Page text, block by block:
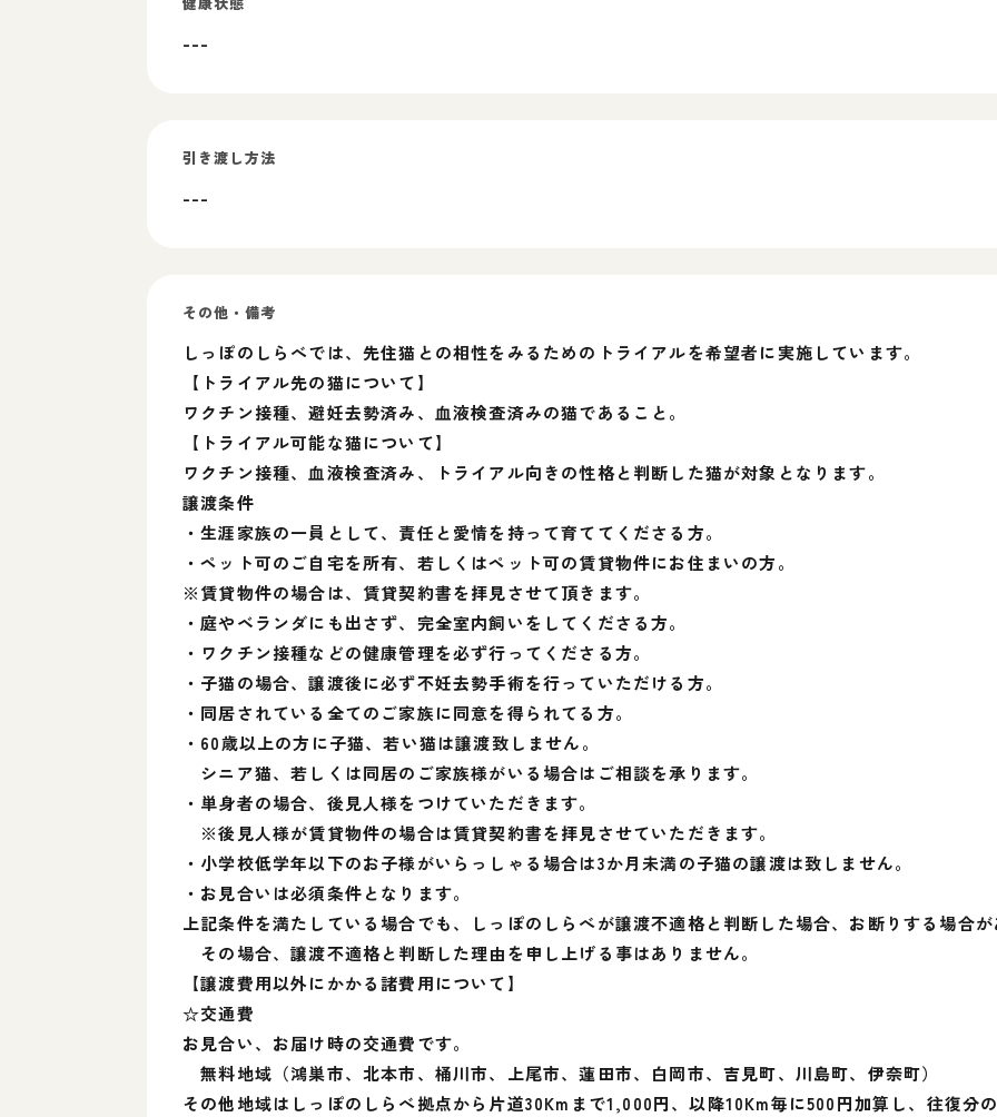
---
引き渡し方法
---
その他・備考
しっぽのしらべでは、先住猫との相性をみるためのトライアルを希望者に実施しています。
【トライアル先の猫について】
ワクチン接種、避妊去勢済み、血液検査済みの猫であること。
【トライアル可能な猫について】
ワクチン接種、血液検査済み、トライアル向きの性格と判断した猫が対象となります。
譲渡条件
・生涯家族の一員として、責任と愛情を持って育ててくださる方。
・ペット可のご自宅を所有、若しくはペット可の賃貸物件にお住まいの方。
※賃貸物件の場合は、賃貸契約書を拝見させて頂きます。
・庭やベランダにも出さず、完全室内飼いをしてくださる方。
・ワクチン接種などの健康管理を必ず行ってくださる方。
・子猫の場合、譲渡後に必ず不妊去勢手術を行っていただける方。
・同居されている全てのご家族に同意を得られてる方。
・60歳以上の方に子猫、若い猫は譲渡致しません。
シニア猫、若しくは同居のご家族様がいる場合はご相談を承ります。
・単身者の場合、後見人様をつけていただきます。
※後見人様が賃貸物件の場合は賃貸契約書を拝見させていただきます。
・小学校低学年以下のお子様がいらっしゃる場合は3か月未満の子猫の譲渡は致しません。
・お見合いは必須条件となります。
上記条件を満たしている場合でも、しっぽのしらべが譲渡不適格と判断した場合、お断りする場合
その場合、譲渡不適格と判断した理由を申し上げる事はありません。
【譲渡費用以外にかかる諸費用について】
☆交通費
お見合い、お届け時の交通費です。
無料地域（鴻巣市、北本市、桶川市、上尾市、蓮田市、白岡市、吉見町、川島町、伊奈町）
その他地域はしっぽのしらべ拠点から片道30Kmまで1,000円、以降10Km毎に500円加算し、往復分